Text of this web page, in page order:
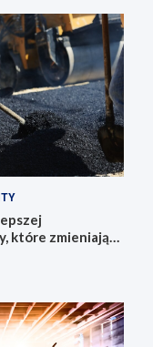
które zmieniają